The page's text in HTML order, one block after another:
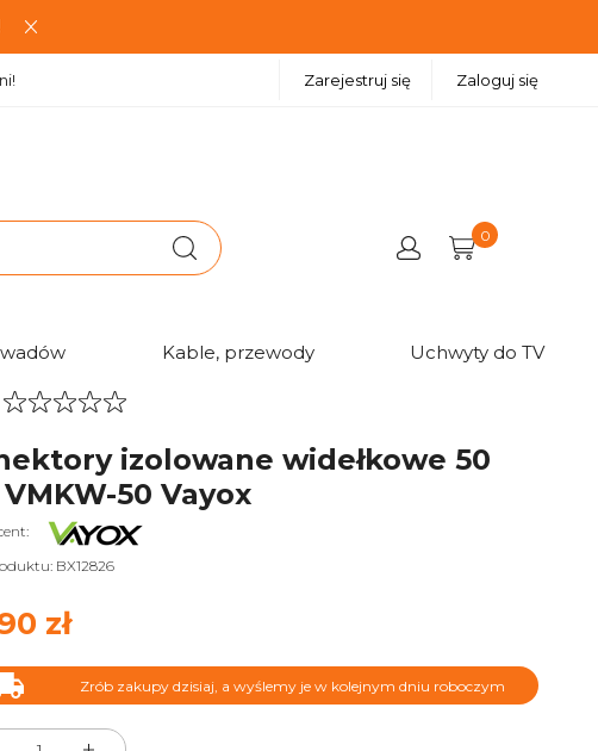
Zarejestruj się Zaloguj się
0
Kable, przewody Uchwyty do TV
izolowane widełkowe 50
50 Vayox
BX12826
zł
Zrób zakupy dzisiaj, a wyślemy je w kolejnym dniu roboczym